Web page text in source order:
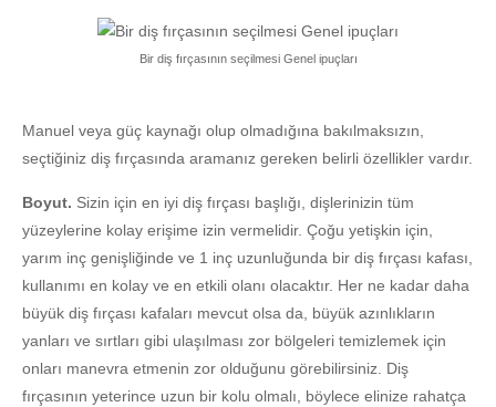
Bir diş fırçasının seçilmesi Genel ipuçları
Manuel veya güç kaynağı olup olmadığına bakılmaksızın,
seçtiğiniz diş fırçasında aramanız gereken belirli özellikler vardır.
Boyut. Sizin için en iyi diş fırçası başlığı, dişlerinizin tüm
yüzeylerine kolay erişime izin vermelidir. Çoğu yetişkin için,
yarım inç genişliğinde ve 1 inç uzunluğunda bir diş fırçası kafası,
kullanımı en kolay ve en etkili olanı olacaktır. Her ne kadar daha
büyük diş fırçası kafaları mevcut olsa da, büyük azınlıkların
yanları ve sırtları gibi ulaşılması zor bölgeleri temizlemek için
onları manevra etmenin zor olduğunu görebilirsiniz. Diş
fırçasının yeterince uzun bir kolu olmalı, böylece elinize rahatça